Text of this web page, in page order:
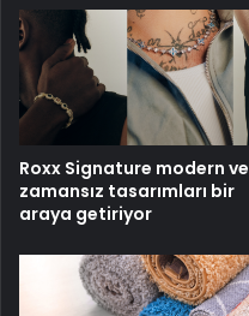
Roxx Signature modern ve
zamansız tasarımları bir
araya getiriyor